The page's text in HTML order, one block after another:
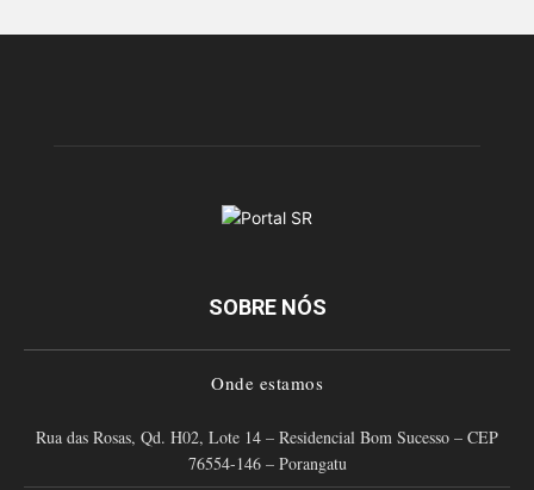
SOBRE NÓS
Onde estamos
Rua das Rosas, Qd. H02, Lote 14 – Residencial Bom Sucesso – CEP
76554-146 – Porangatu